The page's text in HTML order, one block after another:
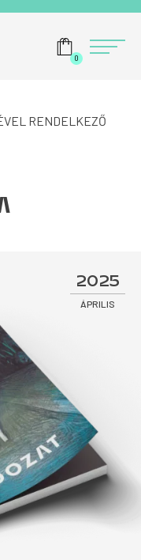
Menü
0
RENDELKEZŐ
2025
ÁPRILIS